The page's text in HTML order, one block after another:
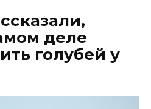
деле
голубей у